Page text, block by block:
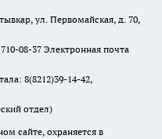
ул. Первомайская, д. 70,
08-37Электронная почта
8(8212)39-14-42,
отдел)
сайте, охраняется в